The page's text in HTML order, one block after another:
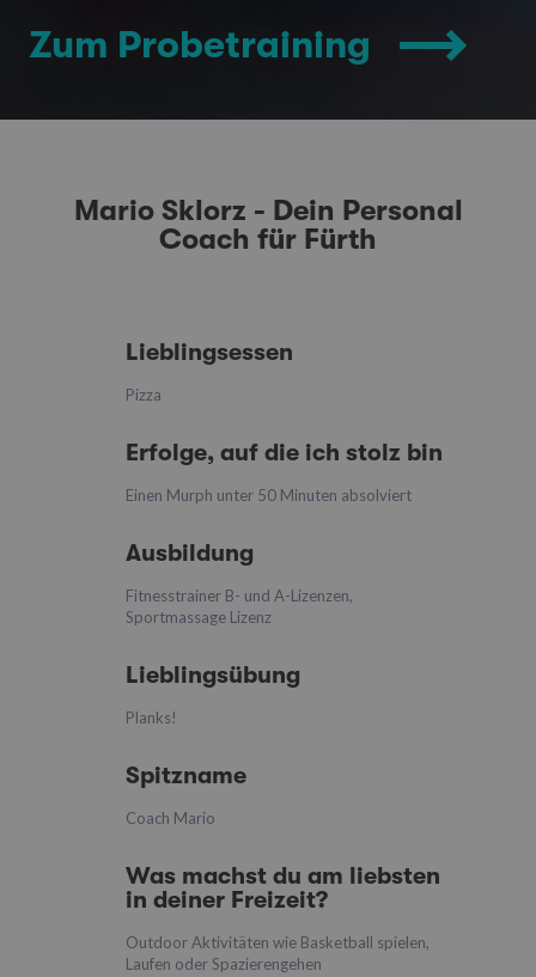
Zum Probetraining
Mario Sklorz - Dein Personal
Coach für Fürth
Lieblingsessen
Pizza
Erfolge, auf die ich stolz bin
Einen Murph unter 50 Minuten absolviert
Ausbildung
Fitnesstrainer B- und A-Lizenzen,
Sportmassage Lizenz
Lieblingsübung
Planks!
Spitzname
Coach Mario
Was machst du am liebsten
in deiner Freizeit?
Outdoor Aktivitäten wie Basketball spielen,
Laufen oder Spazierengehen